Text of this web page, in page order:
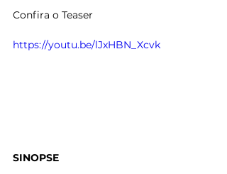
Confira o Teaser
https://youtu.be/lJxHBN_Xcvk
SINOPSE